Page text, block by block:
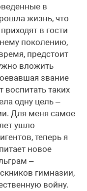
в
жизнь, что
в гости
поколению,
предстоит
вложить
звание
таких
одну цель –
Для меня самое
ушло
теперь я
новое
–
гимназии,
войну.